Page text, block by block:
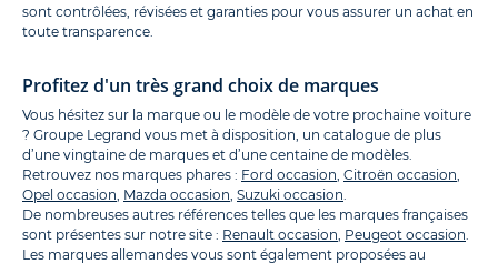
sont contrôlées, révisées et garanties pour vous assurer un achat en
toute transparence.
Profitez d'un très grand choix de marques
Vous hésitez sur la marque ou le modèle de votre prochaine voiture
? Groupe Legrand vous met à disposition, un catalogue de plus
d’une vingtaine de marques et d’une centaine de modèles.
Retrouvez nos marques phares : Ford occasion Citroën occasion
Opel occasion Mazda occasion Suzuki occasion
De nombreuses autres références telles que les marques françaises
sont présentes sur notre site : Renault occasion Peugeot occasion
Les marques allemandes vous sont également proposées au